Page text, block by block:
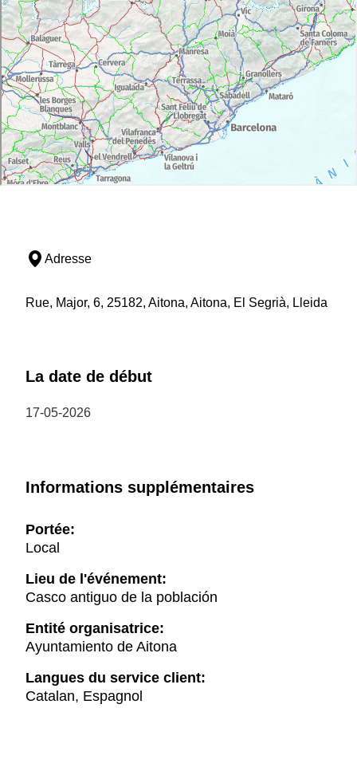
Adresse
Rue, Major, 6, 25182, Aitona, Aitona, El Segrià, Lleida
La date de début
17-05-2026
Informations supplémentaires
Portée:
Local
Lieu de l'événement:
Casco antiguo de la población
Entité organisatrice:
Ayuntamiento de Aitona
Langues du service client:
Catalan, Espagnol